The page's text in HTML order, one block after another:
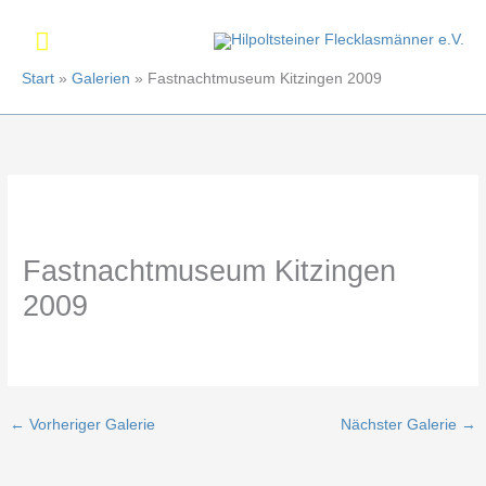
Hauptmenü
Start Galerien Fastnachtmuseum Kitzingen 2009
Fastnachtmuseum Kitzingen
2009
← Vorheriger Galerie Nächster Galerie →